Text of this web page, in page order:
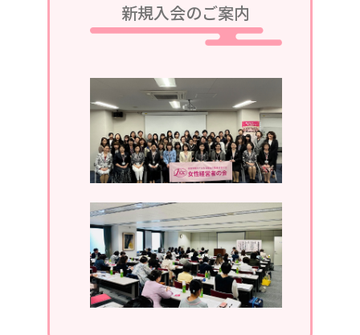
令和5年9月25日、令和5・6年度第2回
定例会議in軽井沢が、グランドエクシ
2023/07/05
令和5年7月13日、第1回定例会議in湯
河原が、湯河原温泉ホテルあかねにて
開催されます。
2023/04/05
2023年4月19日、通常総会開催。
2022/11/30
2022年11月。ホームページがリニュ
新規入会のご案内